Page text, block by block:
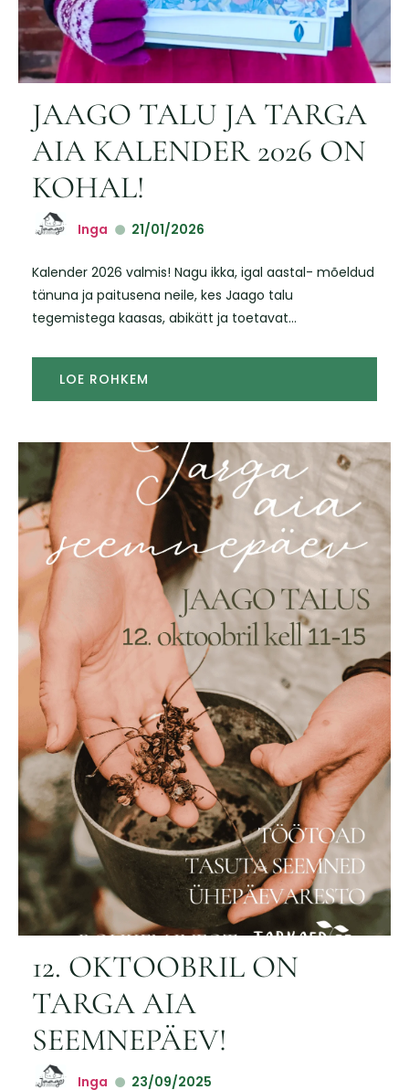
JAAGO TALU JA TARGA
AIA KALENDER 2026 ON
KOHAL!
Inga 21/01/2026
Kalender 2026 valmis! Nagu ikka, igal aastal- mõeldud
tänuna ja paitusena neile, kes Jaago talu
tegemistega kaasas, abikätt ja toetavat...
LOE ROHKEM
12. OKTOOBRIL ON
TARGA AIA
SEEMNEPÄEV!
Inga 23/09/2025